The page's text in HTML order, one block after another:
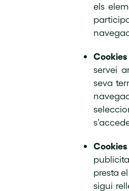
els
servei
seva
presta
sigui